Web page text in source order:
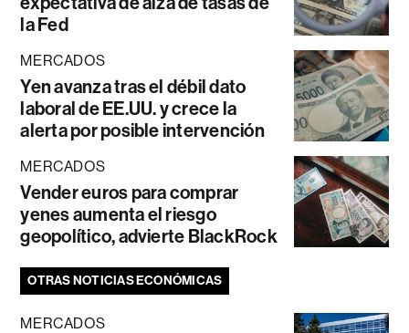
la Fed
MERCADOS
Yen avanza tras el débil dato
laboral de EE.UU. y crece la
alerta por posible intervención
MERCADOS
Vender euros para comprar
yenes aumenta el riesgo
geopolítico, advierte BlackRock
OTRAS NOTICIAS ECONÓMICAS
MERCADOS